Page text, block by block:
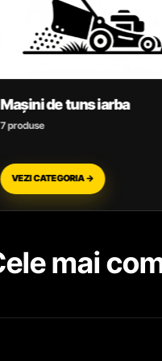
Mori electrice
VEZI CATEGORIA →
mai